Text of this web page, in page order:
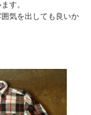
す。
気を出しても良いか